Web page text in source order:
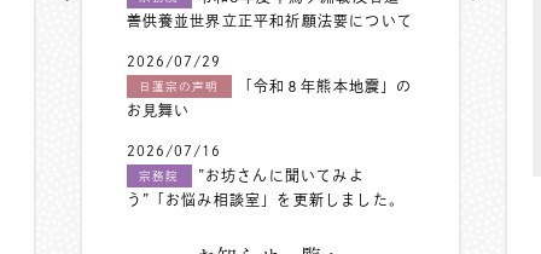
善供養並世界立正平和祈願法要について
2026/07/29
日蓮宗の声明
「令和８年熊本地震」の
お見舞い
2026/07/16
宗務院
”お坊さんに聞いてみよ
う”「お悩み相談室」を更新しました。